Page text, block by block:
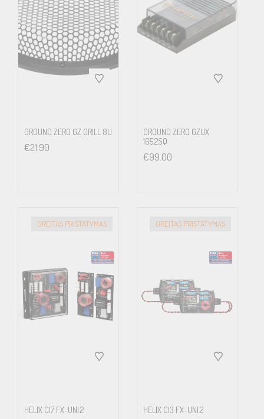
GROUND ZERO GZ GRILL 8U
€21.90
GROUND ZERO GZUX
165.2SQ
€99.00
GREITAS PRISTATYMAS
HELIX CI7 FX-UNI.2
GREITAS PRISTATYMAS
HELIX CI3 FX-UNI.2